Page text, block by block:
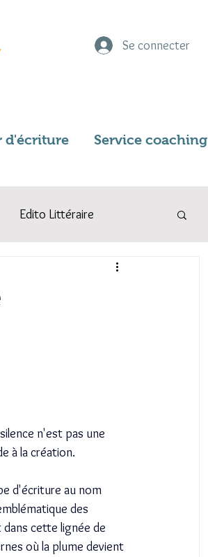
Se connecter
d'écriture Service coaching
Edito Littéraire
n'est pas une
à la création.
d'écriture au nom
des
cette lignée de
où la plume devient